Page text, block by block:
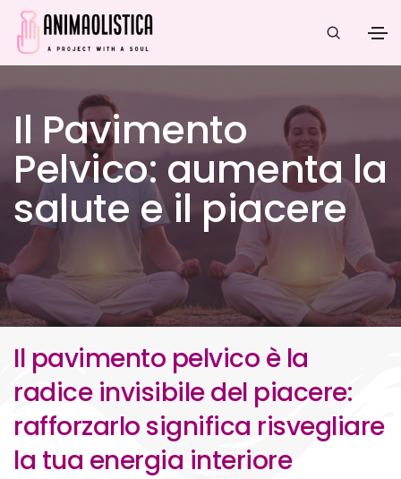
Il Pavimento
Pelvico: aumenta la
salute e il piacere
Il pavimento pelvico è la
radice invisibile del piacere:
rafforzarlo significa risvegliare
la tua energia interiore